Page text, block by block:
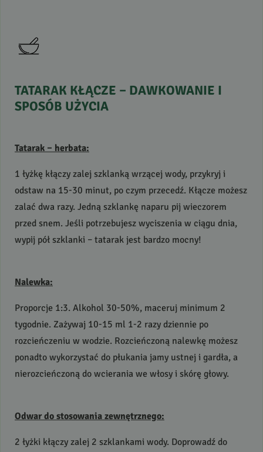
TATARAK KŁĄCZE – DAWKOWANIE I
SPOSÓB UŻYCIA
Tatarak – herbata:
1 łyżkę kłączy zalej szklanką wrzącej wody, przykryj i
odstaw na 15-30 minut, po czym przecedź. Kłącze możesz
zalać dwa razy. Jedną szklankę naparu pij wieczorem
przed snem. Jeśli potrzebujesz wyciszenia w ciągu dnia,
wypij pół szklanki – tatarak jest bardzo mocny!
Nalewka:
Proporcje 1:3. Alkohol 30-50%, maceruj minimum 2
tygodnie. Zażywaj 10-15 ml 1-2 razy dziennie po
rozcieńczeniu w wodzie. Rozcieńczoną nalewkę możesz
ponadto wykorzystać do płukania jamy ustnej i gardła, a
nierozcieńczoną do wcierania we włosy i skórę głowy.
Odwar do stosowania zewnętrznego:
2 łyżki kłączy zalej 2 szklankami wody. Doprowadź do